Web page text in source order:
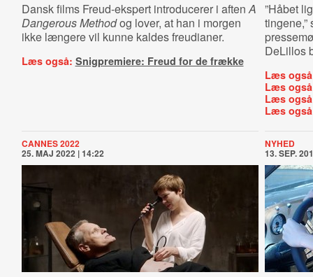
Dansk films Freud-ekspert introducerer i aftenA
Dangerous Methodog lover, at han i morgen
ikke længere vil kunne kaldes freudianer.
Læs også: Snigpremiere: Freud for de frække
”Håbet
DeLillos
Læs
Læs
Læs
Læs
CANNES 2022
25. MAJ 2022 | 14:22
NYHED
13. SEP.